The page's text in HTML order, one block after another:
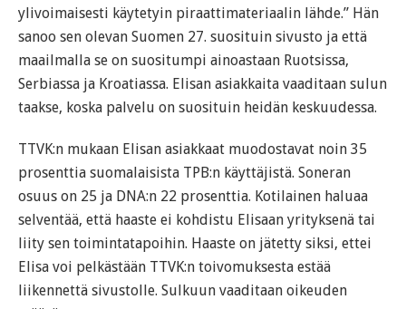
ylivoimaisesti käytetyin piraattimateriaalin lähde.” Hän
sanoo sen olevan Suomen 27. suosituin sivusto ja että
maailmalla se on suositumpi ainoastaan Ruotsissa,
Serbiassa ja Kroatiassa. Elisan asiakkaita vaaditaan sulun
taakse, koska palvelu on suosituin heidän keskuudessa.
TTVK:n mukaan Elisan asiakkaat muodostavat noin 35
prosenttia suomalaisista TPB:n käyttäjistä. Soneran
osuus on 25 ja DNA:n 22 prosenttia. Kotilainen haluaa
selventää, että haaste ei kohdistu Elisaan yrityksenä tai
liity sen toimintatapoihin. Haaste on jätetty siksi, ettei
Elisa voi pelkästään TTVK:n toivomuksesta estää
liikennettä sivustolle. Sulkuun vaaditaan oikeuden